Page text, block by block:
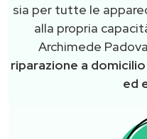
sia per tutte le
alla propria
Archimede
riparazione a
ed